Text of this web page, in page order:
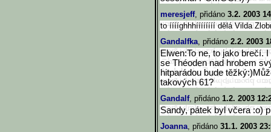
meresjeff, přidáno 3.2. 2003
to ííííghhhíííííííí dělá Vilda
Gandalfka, přidáno 2.2. 2003
Elwen:To ne, to jako brečí.
se Théoden nad hrobem
hitparádou bude
takových 61?
Gandalf, přidáno 1.2. 2003
Sandy, pátek byl včera :o)
Joanna, přidáno 31.1. 2003